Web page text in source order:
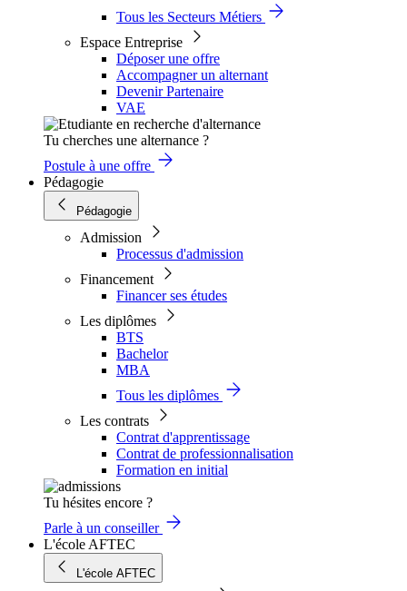
Tous les Secteurs Métiers
Espace Entreprise
Déposer une offre
Accompagner un alternant
Devenir Partenaire
VAE
Tu cherches une alternance ?
Postule à une offre
Pédagogie
Pédagogie
Admission
Processus d'admission
Financement
Financer ses études
Les diplômes
BTS
Bachelor
MBA
Tous les diplômes
Les contrats
Contrat d'apprentissage
Contrat de professionnalisation
Formation en initial
Tu hésites encore ?
Parle à un conseiller
L'école AFTEC
L'école AFTEC